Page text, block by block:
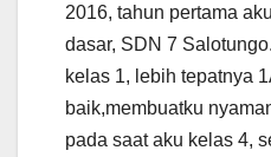
2016, tahun pertama
dasar, SDN 7
kelas 1, lebih tepatnya
baik,membuatku
pada saat aku kelas 4,